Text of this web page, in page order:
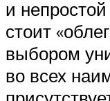
и
стоит
выбором
во всех